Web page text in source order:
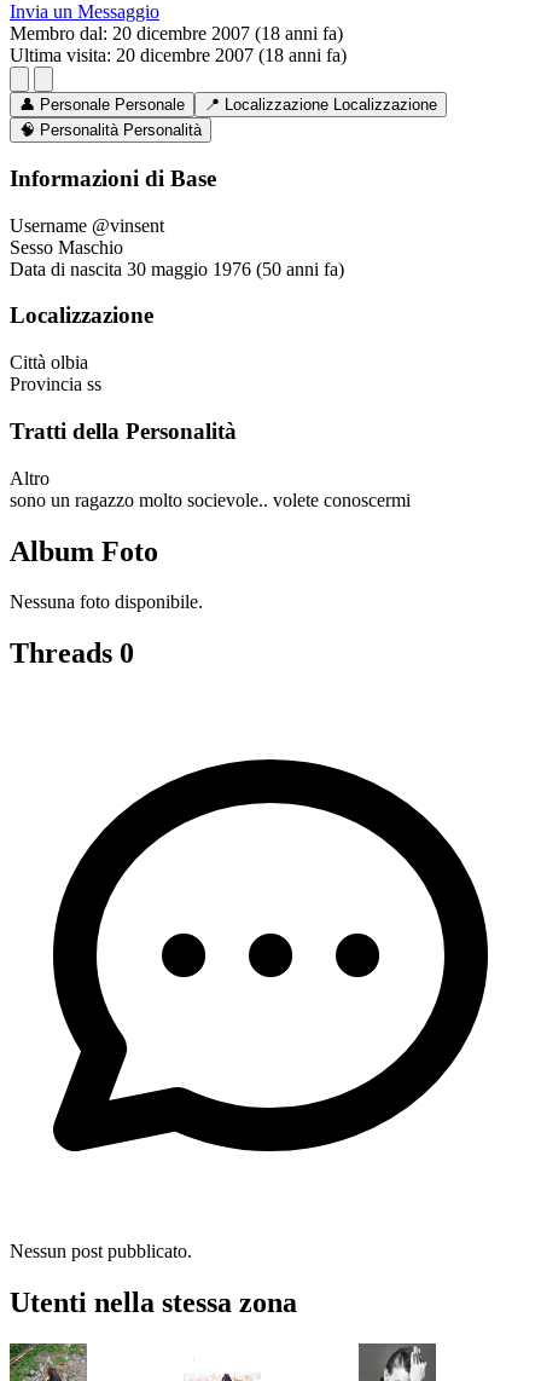
Invia un Messaggio
Membro dal: 20 dicembre 2007 (18 anni fa)
Ultima visita: 20 dicembre 2007 (18 anni fa)
👤 Personale Personale 📍 Localizzazione Localizzazione
🧠 Personalità Personalità
Informazioni di Base
Username @vinsent
Sesso Maschio
Data di nascita 30 maggio 1976 (50 anni fa)
Localizzazione
Città olbia
Provincia ss
Tratti della Personalità
Altro
sono un ragazzo molto socievole.. volete conoscermi
Album Foto
Nessuna foto disponibile.
Threads 0
Nessun post pubblicato.
Utenti nella stessa zona